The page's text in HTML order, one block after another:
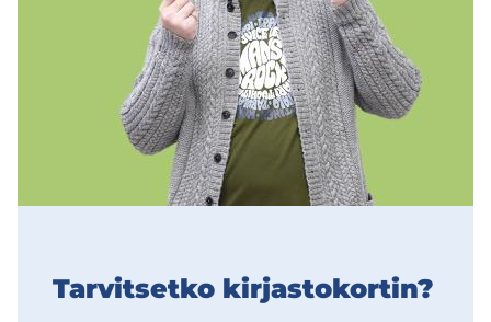
Tar­vit­set­ko kir­jas­to­kor­tin?